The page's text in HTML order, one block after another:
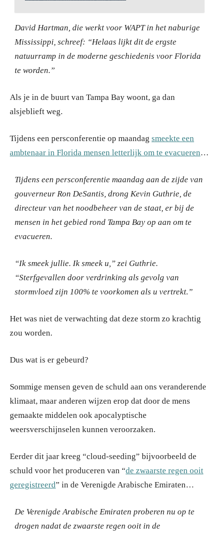
David Hartman, die werkt voor WAPT in het naburige
Mississippi, schreef: “Helaas lijkt dit de ergste
natuurramp in de moderne geschiedenis voor Florida
te worden.”
Als je in de buurt van Tampa Bay woont, ga dan
alsjeblieft weg.
Tijdens een persconferentie op maandag smeekte een
ambtenaar in Florida mensen letterlijk om te evacueren…
Tijdens een persconferentie maandag aan de zijde van
gouverneur Ron DeSantis, drong Kevin Guthrie, de
directeur van het noodbeheer van de staat, er bij de
mensen in het gebied rond Tampa Bay op aan om te
evacueren.
“Ik smeek jullie. Ik smeek u,” zei Guthrie.
“Sterfgevallen door verdrinking als gevolg van
stormvloed zijn 100% te voorkomen als u vertrekt.”
Het was niet de verwachting dat deze storm zo krachtig
zou worden.
Dus wat is er gebeurd?
Sommige mensen geven de schuld aan ons veranderende
klimaat, maar anderen wijzen erop dat door de mens
gemaakte middelen ook apocalyptische
weersverschijnselen kunnen veroorzaken.
Eerder dit jaar kreeg “cloud-seeding” bijvoorbeeld de
schuld voor het produceren van “de zwaarste regen ooit
geregistreerd” in de Verenigde Arabische Emiraten…
De Verenigde Arabische Emiraten proberen nu op te
drogen nadat de zwaarste regen ooit in de